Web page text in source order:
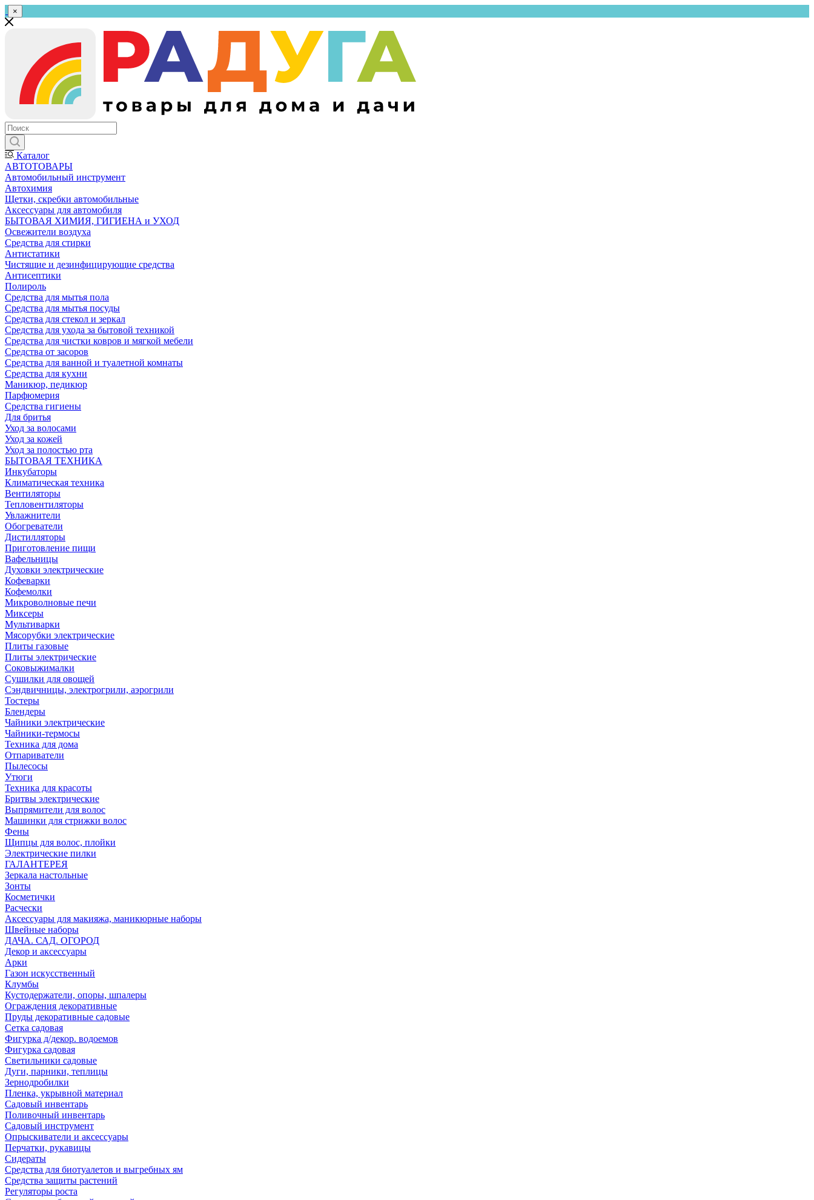
×
Каталог
АВТОТОВАРЫ
Автомобильный инструмент
Автохимия
Щетки, скребки автомобильные
Аксессуары для автомобиля
БЫТОВАЯ ХИМИЯ, ГИГИЕНА и УХОД
Освежители воздуха
Средства для стирки
Антистатики
Чистящие и дезинфицирующие средства
Антисептики
Полироль
Средства для мытья пола
Средства для мытья посуды
Средства для стекол и зеркал
Средства для ухода за бытовой техникой
Средства для чистки ковров и мягкой мебели
Средства от засоров
Средства для ванной и туалетной комнаты
Средства для кухни
Маникюр, педикюр
Парфюмерия
Средства гигиены
Для бритья
Уход за волосами
Уход за кожей
Уход за полостью рта
БЫТОВАЯ ТЕХНИКА
Инкубаторы
Климатическая техника
Вентиляторы
Тепловентиляторы
Увлажнители
Обогреватели
Дистилляторы
Приготовление пищи
Вафельницы
Духовки электрические
Кофеварки
Кофемолки
Микроволновые печи
Миксеры
Мультиварки
Мясорубки электрические
Плиты газовые
Плиты электрические
Соковыжималки
Сушилки для овощей
Сэндвичницы, электрогрили, аэрогрили
Тостеры
Блендеры
Чайники электрические
Чайники-термосы
Техника для дома
Отпариватели
Пылесосы
Утюги
Техника для красоты
Бритвы электрические
Выпрямители для волос
Машинки для стрижки волос
Фены
Щипцы для волос, плойки
Электрические пилки
ГАЛАНТЕРЕЯ
Зеркала настольные
Зонты
Косметички
Расчески
Аксессуары для макияжа, маникюрные наборы
Швейные наборы
ДАЧА. САД. ОГОРОД
Декор и аксессуары
Арки
Газон искусственный
Клумбы
Кустодержатели, опоры, шпалеры
Ограждения декоративные
Пруды декоративные садовые
Сетка садовая
Фигурка д/декор. водоемов
Фигурка садовая
Светильники садовые
Дуги, парники, теплицы
Зернодробилки
Пленка, укрывной материал
Садовый инвентарь
Поливочный инвентарь
Садовый инструмент
Опрыскиватели и аксессуары
Перчатки, рукавицы
Сидераты
Средства для биотуалетов и выгребных ям
Средства защиты растений
Регуляторы роста